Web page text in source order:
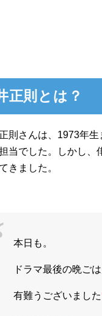
正則とは？
則さんは、1973年
当でした。しかし、
きました。
本日も。
ドラマ最後の晩ごは
有難うございました